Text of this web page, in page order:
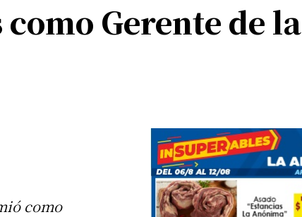
Gerente de la
como